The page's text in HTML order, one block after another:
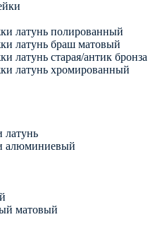
латунь полированный
латунь браш матовый
латунь старая/антик бронза
латунь хромированный
латунь
алюминиевый
матовый